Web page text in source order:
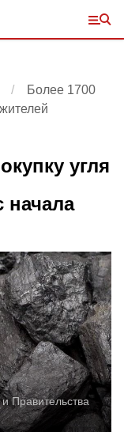
Более 1700
угля
начала
Правительства